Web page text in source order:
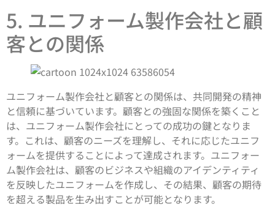
5. ユニフォーム製作会社と顧
客との関係
ユニフォーム製作会社と顧客との関係は、共同開発の精神
と信頼に基づいています。顧客との強固な関係を築くこと
は、ユニフォーム製作会社にとっての成功の鍵となりま
す。これは、顧客のニーズを理解し、それに応じたユニフ
ォームを提供することによって達成されます。ユニフォー
ム製作会社は、顧客のビジネスや組織のアイデンティティ
を反映したユニフォームを作成し、その結果、顧客の期待
を超える製品を生み出すことが可能となります。